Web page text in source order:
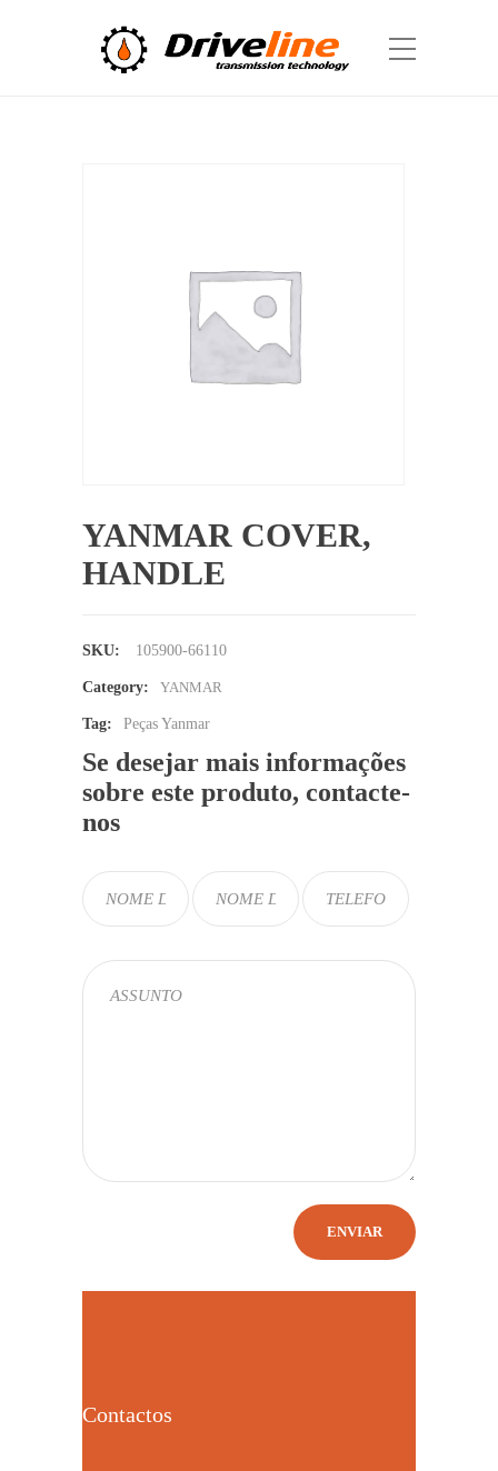
YANMAR COVER,
HANDLE
SKU: 105900-66110
Category: YANMAR
Tag: Peças Yanmar
Se desejar mais informações
sobre este produto, contacte-
nos
Contactos